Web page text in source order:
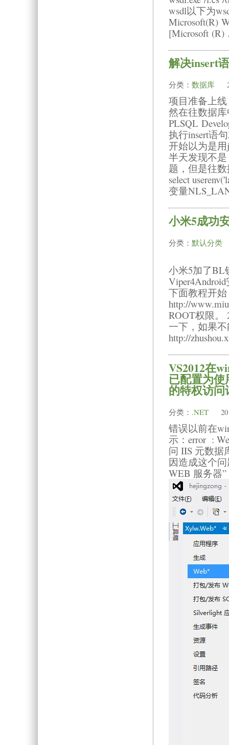
wsdl以下为
Microsoft(R)
[Microsoft (R)
解决insert
分类： 数据库
项目准备上
然在往数据
PLSQL
执行insert语
开始以为是
半天发现不
题，但是往
select
变量
小米5成功
分类： 默认分类
小米5加了BL
下面教程开
http://
ROOT权限。
一下，如果
http://
VS2012在
已配置为
的特权访
分类： .NET
错误以前在
示：error :
问 IIS 元数据
因造成这个
WEB 服务器